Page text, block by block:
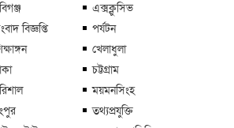
এক্সক্লুসিভ
বিজ্ঞপ্তি
পর্যটন
খেলাধুলা
চট্টগ্রাম
ময়মনসিংহ
তথ্যপ্রযুক্তি